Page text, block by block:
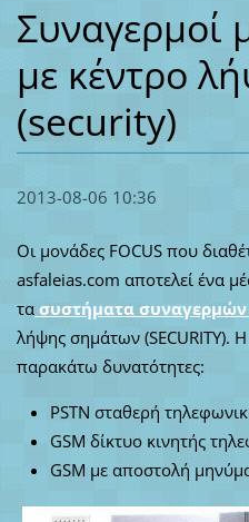
Συναγερμοί
με κέντρο
(security)
2013-08-06 10:36
Οι μονάδες FOCUS που
asfaleias.com αποτελεί ένα
τασυστήματα συναγερμών
λήψης σημάτων (SECURITY). Η
παρακάτω δυνατότητες:
PSTN σταθερή
GSM δίκτυο κινητής
GSM με αποστολή